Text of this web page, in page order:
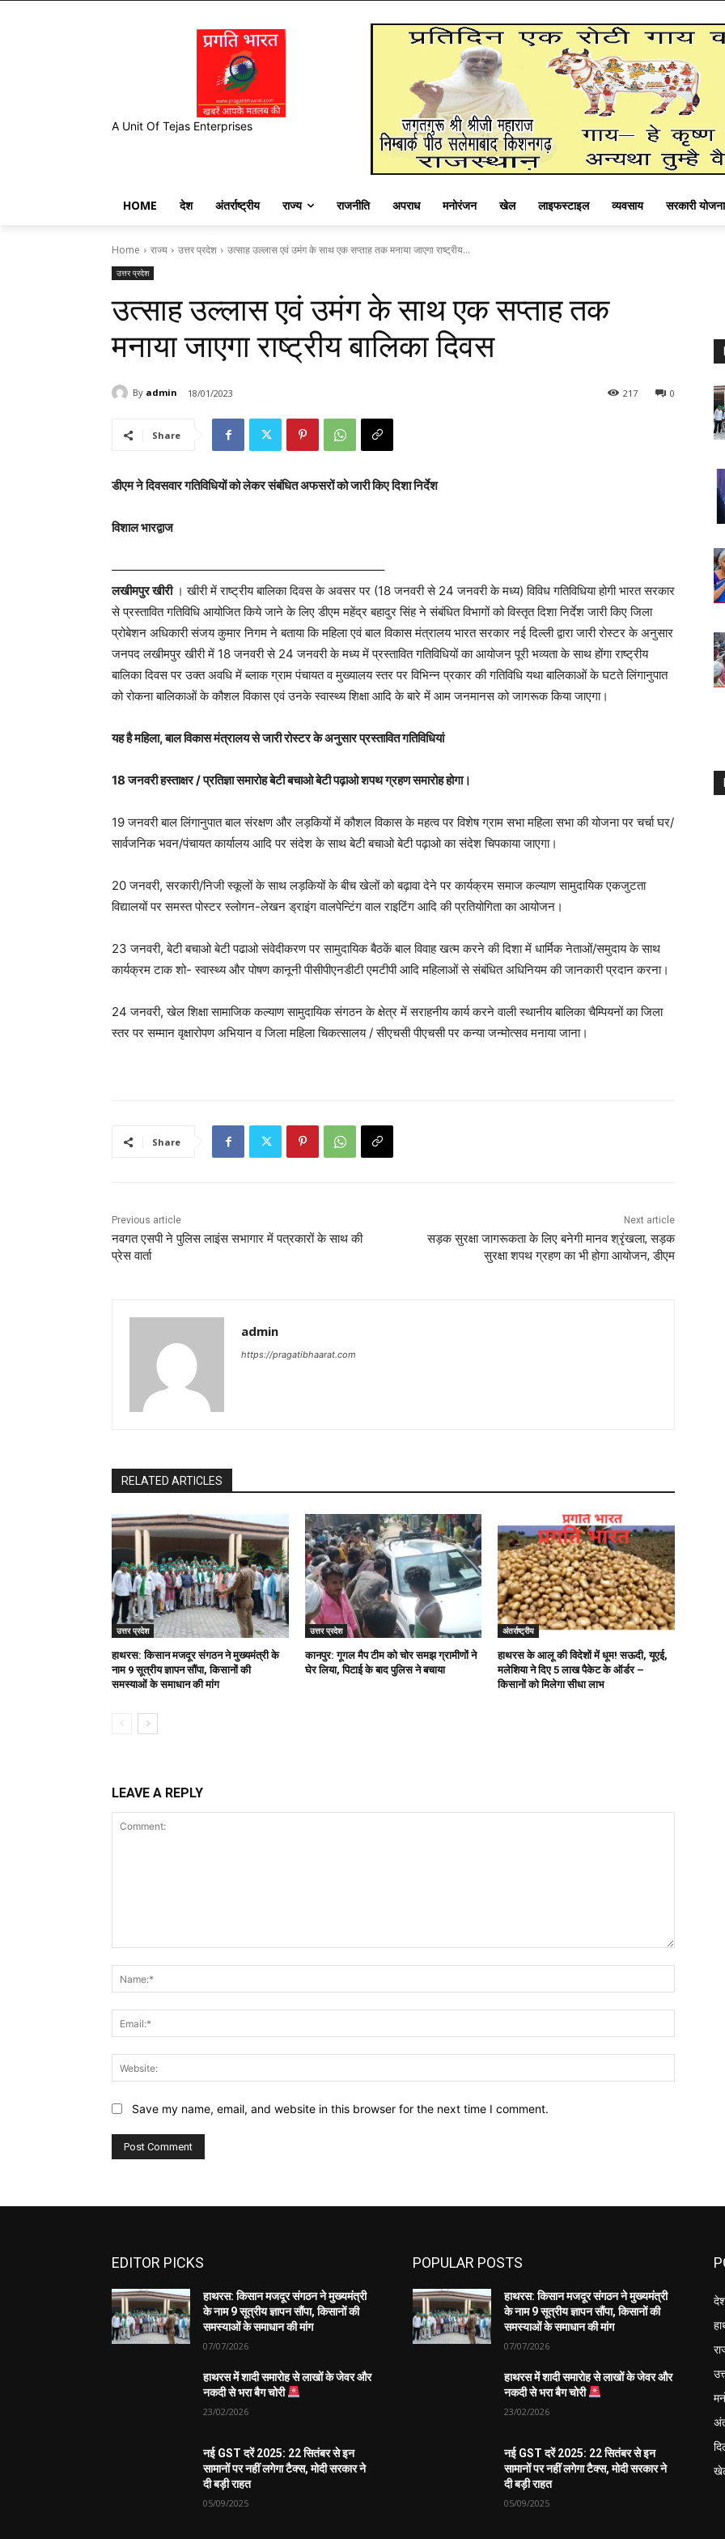
A Unit Of Tejas Enterprises
HOME देश अंतर्राष्ट्रीय राज्य राजनीति अपराध मनोरंजन खेल लाइफस्टाइल व्यवसाय सरकारी
Home राज्य उत्तर प्रदेश उत्साह उल्लास एवं उमंग के साथ एक सप्ताह तक मनाया जाएगा राष्ट्रीय...
उत्तर प्रदेश
उत्साह उल्लास एवं उमंग के साथ एक सप्ताह तक
मनाया जाएगा राष्ट्रीय बालिका दिवस
By admin 18/01/2023 0
217
Share
डीएम ने दिवसवार गतिविधियों को लेकर संबंधित अफसरों को जारी किए दिशा निर्देश
विशाल भारद्वाज
——————————————————————–
लखीमपुर खीरी। खीरी में राष्ट्रीय बालिका दिवस के अवसर पर (18 जनवरी से 24 जनवरी के मध्य) विविध गतिविधिया होगी भारत सरकार
से प्रस्तावित गतिविधि आयोजित किये जाने के लिए डीएम महेंद्र बहादुर सिंह ने संबंधित विभागों को विस्तृत दिशा निर्देश जारी किए जिला
प्रोबेशन अधिकारी संजय कुमार निगम ने बताया कि महिला एवं बाल विकास मंत्रालय भारत सरकार नई दिल्ली द्वारा जारी रोस्टर के अनुसार
जनपद लखीमपुर खीरी में 18 जनवरी से 24 जनवरी के मध्य में प्रस्तावित गतिविधियों का आयोजन पूरी भव्यता के साथ होंगा राष्ट्रीय
बालिका दिवस पर उक्त अवधि में ब्लाक ग्राम पंचायत व मुख्यालय स्तर पर विभिन्न प्रकार की गतिविधि यथा बालिकाओं के घटते लिंगानुपात
को रोकना बालिकाओं के कौशल विकास एवं उनके स्वास्थ्य शिक्षा आदि के बारे में आम जनमानस को जागरूक किया जाएगा।
यह है महिला, बाल विकास मंत्रालय से जारी रोस्टर के अनुसार प्रस्तावित गतिविधियां
18 जनवरी हस्ताक्षर / प्रतिज्ञा समारोह बेटी बचाओ बेटी पढ़ाओ शपथ ग्रहण समारोह होगा।
19 जनवरी बाल लिंगानुपात बाल संरक्षण और लड़कियों में कौशल विकास के महत्व पर विशेष ग्राम सभा महिला सभा की योजना पर चर्चा घर/
सार्वजनिक भवन/पंचायत कार्यालय आदि पर संदेश के साथ बेटी बचाओ बेटी पढ़ाओ का संदेश चिपकाया जाएगा।
20 जनवरी, सरकारी/निजी स्कूलों के साथ लड़कियों के बीच खेलों को बढ़ावा देने पर कार्यक्रम समाज कल्याण सामुदायिक एकजुटता
विद्यालयों पर समस्त पोस्टर स्लोगन-लेखन ड्राइंग वालपेन्टिंग वाल राइटिंग आदि की प्रतियोगिता का आयोजन।
23 जनवरी, बेटी बचाओ बेटी पढाओ संवेदीकरण पर सामुदायिक बैठकें बाल विवाह खत्म करने की दिशा में धार्मिक नेताओं/समुदाय के साथ
कार्यक्रम टाक शो- स्वास्थ्य और पोषण कानूनी पीसीपीएनडीटी एमटीपी आदि महिलाओं से संबंधित अधिनियम की जानकारी प्रदान करना।
24 जनवरी, खेल शिक्षा सामाजिक कल्याण सामुदायिक संगठन के क्षेत्र में सराहनीय कार्य करने वाली स्थानीय बालिका चैम्पियनों का जिला
स्तर पर सम्मान वृक्षारोपण अभियान व जिला महिला चिकत्सालय / सीएचसी पीएचसी पर कन्या जन्मोत्सव मनाया जाना।
Share
Previous article
नवगत एसपी ने पुलिस लाइंस सभागार में पत्रकारों के साथ की
प्रेस वार्ता
Next article
सड़क सुरक्षा जागरूकता के लिए बनेगी मानव श्रृंखला, सड़क
सुरक्षा शपथ ग्रहण का भी होगा आयोजन, डीएम
admin
https://pragatibhaarat.com
RELATED ARTICLES
उत्तर प्रदेश
हाथरस: किसान मजदूर संगठन ने मुख्यमंत्री के
नाम 9 सूत्रीय ज्ञापन सौंपा, किसानों की
समस्याओं के समाधान की मांग
उत्तर प्रदेश
कानपुर: गूगल मैप टीम को चोर समझ ग्रामीणों ने
घेर लिया, पिटाई के बाद पुलिस ने बचाया
अंतर्राष्ट्रीय
हाथरस के आलू की विदेशों में धूम! सऊदी, यूएई,
मलेशिया ने दिए 5 लाख पैकेट के ऑर्डर –
किसानों को मिलेगा सीधा लाभ
LEAVE A REPLY
Save my name, email, and website in this browser for the next time I comment.
EDITOR PICKS
हाथरस: किसान मजदूर संगठन ने मुख्यमंत्री
के नाम 9 सूत्रीय ज्ञापन सौंपा, किसानों की
समस्याओं के समाधान की मांग
07/07/2026
हाथरस में शादी समारोह से लाखों के जेवर और
नकदी से भरा बैग चोरी
23/02/2026
नई GST दरें 2025: 22 सितंबर से इन
सामानों पर नहीं लगेगा टैक्स, मोदी सरकार ने
दी बड़ी राहत
05/09/2025
POPULAR POSTS
हाथरस: किसान मजदूर संगठन ने मुख्यमंत्री
के नाम 9 सूत्रीय ज्ञापन सौंपा, किसानों की
समस्याओं के समाधान की मांग
07/07/2026
हाथरस में शादी समारोह से लाखों के जेवर और
नकदी से भरा बैग चोरी
23/02/2026
नई GST दरें 2025: 22 सितंबर से इन
सामानों पर नहीं लगेगा टैक्स, मोदी सरकार ने
दी बड़ी राहत
05/09/2025